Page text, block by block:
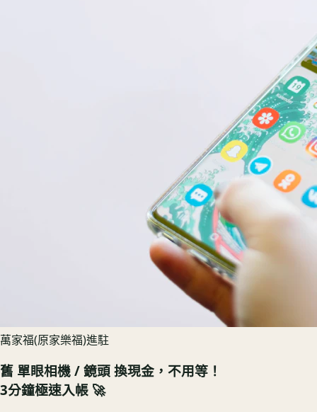
萬家福(原家樂福)進駐
舊 單眼相機 / 鏡頭 換現金，不用等！
3分鐘極速入帳 🚀